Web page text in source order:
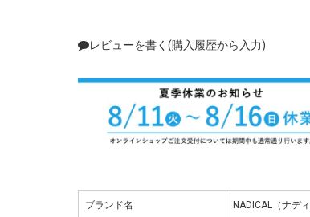
レビューを書く(購入履歴から入力)
ブランド名 NADICAL（ナディ